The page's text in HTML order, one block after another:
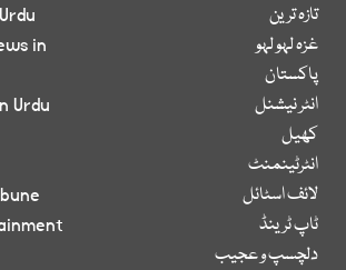
تازہ ترین
غزہ لہو لہو
پاکستان
انٹر نیشنل
کھیل
انٹرٹینمنٹ
لائف اسٹائل
ٹاپ ٹرینڈ
دلچسپ و عجیب
in
Urdu